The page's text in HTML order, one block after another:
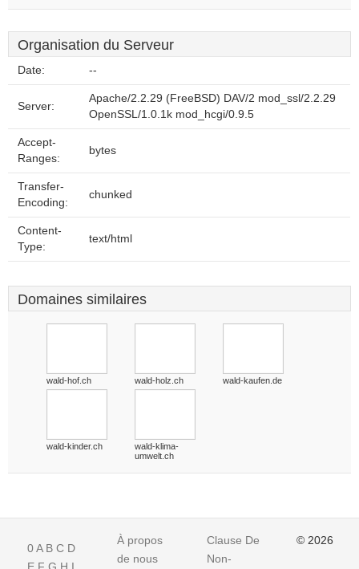
Organisation du Serveur
Date: --
Server:
Apache/2.2.29 (FreeBSD) DAV/2 mod_ssl/2.2.29
OpenSSL/1.0.1k mod_hcgi/0.9.5
Accept-
Ranges:
bytes
Transfer-
Encoding:
chunked
Content-
Type:
text/html
Domaines similaires
wald-hof.ch wald-holz.ch wald-kaufen.de
wald-kinder.ch
wald-klima-
umwelt.ch
0A B C D
À propos
de nous
Clause De
Non-
© 2026